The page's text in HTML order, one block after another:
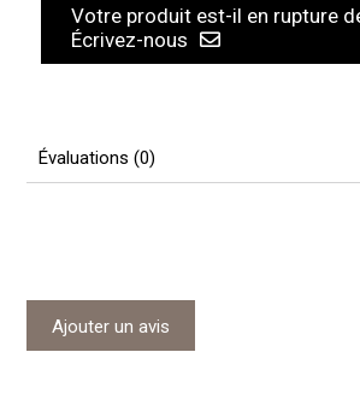
Votre produit est-il en rupture
Écrivez-nous
Évaluations (0)
Ajouter un avis